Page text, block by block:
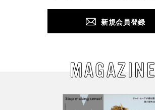
新規会員登録
MAGAZINE